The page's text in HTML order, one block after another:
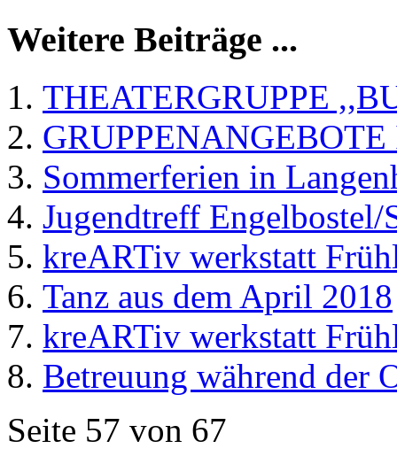
Weitere Beiträge ...
THEATERGRUPPE
Sommerferien in
Jugendtreff Engelbostel/
kreARTiv werkstatt
Tanz aus dem April 2018
kreARTiv werkstatt
Betreuung während der
Seite 57 von 67